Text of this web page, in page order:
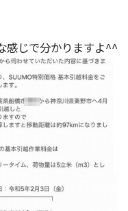
感じで分かりますよ^^